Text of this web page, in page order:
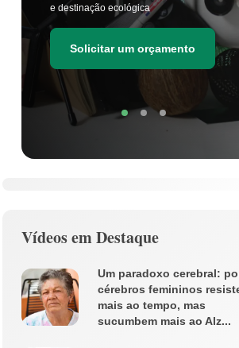
e destinação ecológica
Solicitar um orçamento
Vídeos em Destaque
Um paradoxo cerebral:
cérebros femininos
mais ao tempo, mas
sucumbem mais ao Alz...